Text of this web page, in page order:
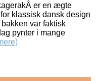
er en ægte
klassisk dansk design
var faktisk
pynter i mange